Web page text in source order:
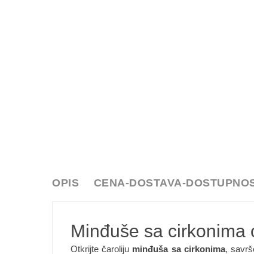
OPIS CENA-DOSTAVA-
Minđuše sa cirkonima
Otkrijte čaroliju minđuša sa cirkonima,